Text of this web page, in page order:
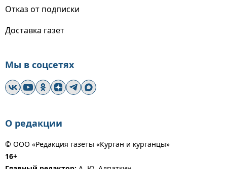
Отказ от подписки
Доставка газет
Мы в соцсетях
О редакции
© ООО «Редакция газеты «Курган и курганцы»
16+